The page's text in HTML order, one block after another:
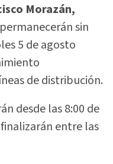
Morazán,
permanecerán sin
5 de agosto
de distribución.
desde las 8:00 de
entre las